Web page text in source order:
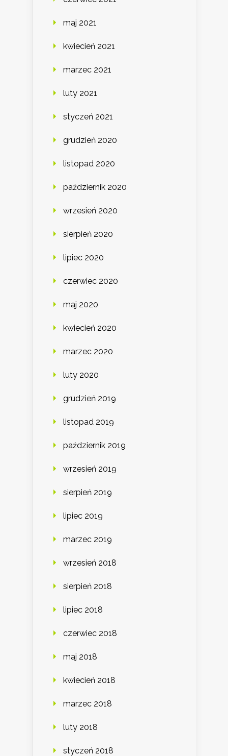
maj 2021
kwiecień 2021
marzec 2021
luty 2021
styczeń 2021
grudzień 2020
listopad 2020
październik 2020
wrzesień 2020
sierpień 2020
lipiec 2020
czerwiec 2020
maj 2020
kwiecień 2020
marzec 2020
luty 2020
grudzień 2019
listopad 2019
październik 2019
wrzesień 2019
sierpień 2019
lipiec 2019
marzec 2019
wrzesień 2018
sierpień 2018
lipiec 2018
czerwiec 2018
maj 2018
kwiecień 2018
marzec 2018
luty 2018
styczeń 2018